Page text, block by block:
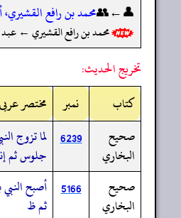
👤←👥محمد بن رافع القشيري،
محمد بن رافع القشيري ← عبد
تخريج الحديث:
کتاب
نمبر
مختصر
صحيح
البخاري
6239 لما تزوج
جلوس ثم
صحيح
البخاري
5166
أصبح
ثم ظ